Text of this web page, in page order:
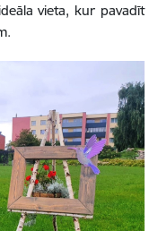
vieta, kur pavadīt